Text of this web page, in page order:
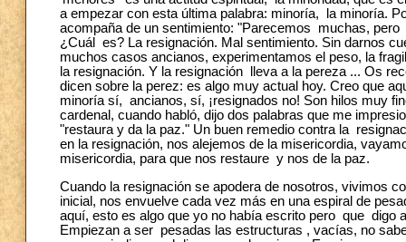
a empezar con esta última palabra: minoría, la minoría.
acompaña de un sentimiento: "Parecemos muchas,
¿Cuál es? La resignación. Mal sentimiento. Sin darnos
muchos casos ancianos, experimentamos el peso, la
la resignación. Y la resignación lleva a la pereza ... Os
dicen sobre la perez: es algo muy actual hoy. Creo que
minoría sí, ancianos, sí, ¡resignados no! Son hilos muy
cardenal, cuando habló, dijo dos palabras que me
"restaura y da la paz." Un buen remedio contra la
en la resignación, nos alejemos de la misericordia,
misericordia, para que nos restaure y nos de la paz.
Cuando la resignación se apodera de nosotros, vivimos
inicial, nos envuelve cada vez más en una espiral de
aquí, esto es algo que yo no había escrito pero que digo
Empiezan a ser pesadas las estructuras , vacías, no